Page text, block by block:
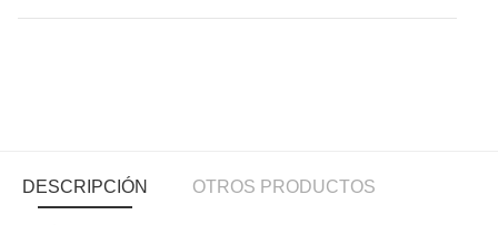
DESCRIPCIÓN OTROS PRODUCTOS